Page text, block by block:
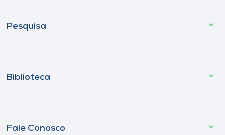
Pesquisa
Biblioteca
Fale Conosco